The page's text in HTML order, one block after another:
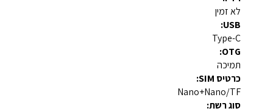
לא זמין
USB:
Type-C
OTG:
תמיכה
כרטיס SIM:
Nano+Nano/TF
סוג רשת: